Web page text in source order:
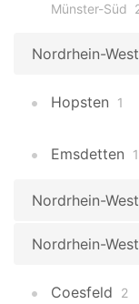
Münster-Süd
Nordrhein-
Hopsten 1
Emsdetten 1
Nordrhein-
Nordrhein-
Coesfeld
2